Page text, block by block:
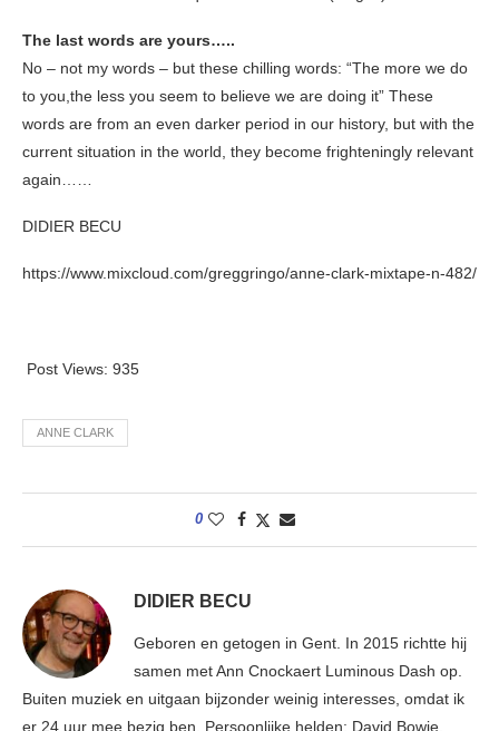
The last words are yours…..
No – not my words – but these chilling words: “The more we do
to you,the less you seem to believe we are doing it” These
words are from an even darker period in our history, but with the
current situation in the world, they become frighteningly relevant
again……
DIDIER BECU
https://www.mixcloud.com/greggringo/anne-clark-mixtape-n-482/
Post Views: 935
ANNE CLARK
0
DIDIER BECU
Geboren en getogen in Gent. In 2015 richtte hij
samen met Ann Cnockaert Luminous Dash op.
Buiten muziek en uitgaan bijzonder weinig interesses, omdat ik
er 24 uur mee bezig ben. Persoonlijke helden: David Bowie,